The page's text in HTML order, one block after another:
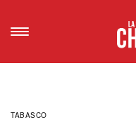
TABASCO